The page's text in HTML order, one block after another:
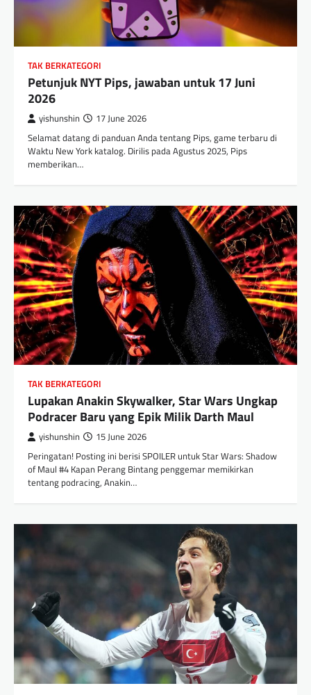
TAK BERKATEGORI
Petunjuk NYT Pips, jawaban untuk 17 Juni
2026
yishunshin 17 June 2026
Selamat datang di panduan Anda tentang Pips, game terbaru di
Waktu New York katalog. Dirilis pada Agustus 2025, Pips
memberikan…
TAK BERKATEGORI
Lupakan Anakin Skywalker, Star Wars Ungkap
Podracer Baru yang Epik Milik Darth Maul
yishunshin 15 June 2026
Peringatan! Posting ini berisi SPOILER untuk Star Wars: Shadow
of Maul #4 Kapan Perang Bintang penggemar memikirkan
tentang podracing, Anakin…